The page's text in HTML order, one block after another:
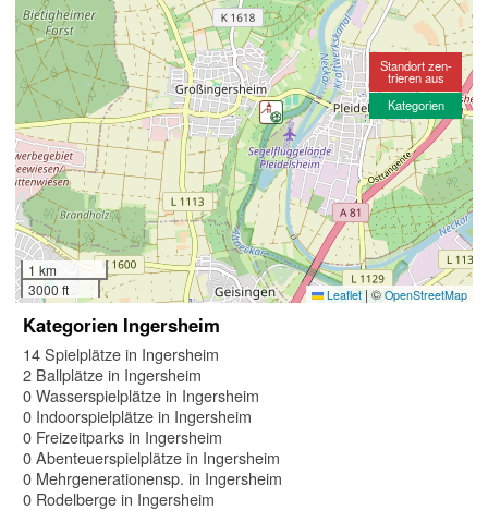
1 km
3000 ft
Leaflet | © OpenStreetMap
Standort zen-
trieren aus
Kategorien
Kategorien Ingersheim
14 Spielplätze in Ingersheim
2 Ballplätze in Ingersheim
0 Wasserspielplätze in Ingersheim
0 Indoorspielplätze in Ingersheim
0 Freizeitparks in Ingersheim
0 Abenteuerspielplätze in Ingersheim
0 Mehrgenerationensp. in Ingersheim
0 Rodelberge in Ingersheim